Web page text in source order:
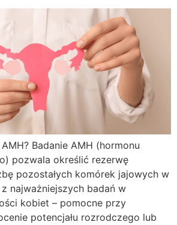
Badanie AMH (hormonu
pozwala określić rezerwę
pozostałych komórek jajowych w
najważniejszych badań w
kobiet – pomocne przy
potencjału rozrodczego lub